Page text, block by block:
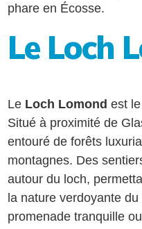
phare en Écosse.
Le Loch
Le Loch Lomond est
Situé à proximité de
entouré de forêts
montagnes. Des
autour du loch,
la nature verdoyante
promenade tranquille